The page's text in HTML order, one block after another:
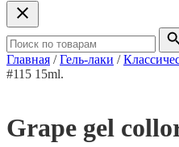
Главная /Гель-лаки /
#115 15ml.
Grape gel